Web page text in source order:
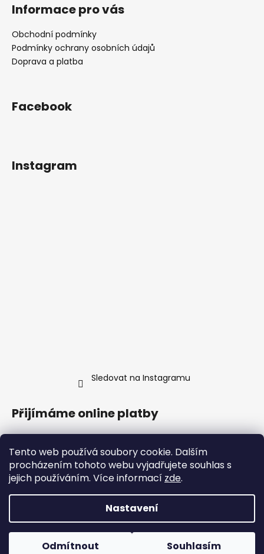
Tento web používá soubory cookie. Dalším
procházením tohoto webu vyjadřujete souhlas s
jejich používáním. Více informací zde.
Nastavení
Odmítnout Souhlasím
Informace pro vás
Obchodní podmínky
Podmínky ochrany osobních údajů
Doprava a platba
Facebook
Instagram
Sledovat na Instagramu
Přijímáme online platby
Copyright 2026Jimmy's Food . Všechna práva vyhrazena.